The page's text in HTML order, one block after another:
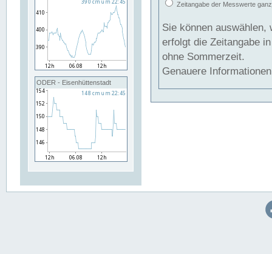
ODER - Eisenhüttenstadt
Zeitangabe der Messwerte
Sie können auswählen,
erfolgt die Zeitangabe
ohne Sommerzeit.
Genauere